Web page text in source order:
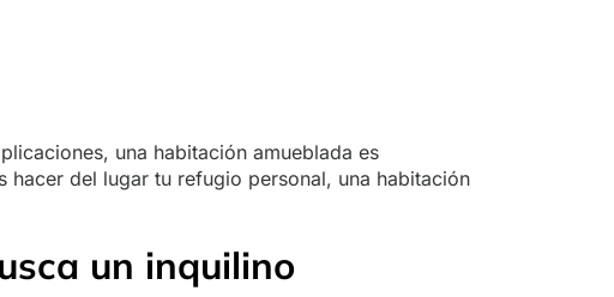
una habitación amueblada es
del lugar tu refugio personal, una habitación
un inquilino